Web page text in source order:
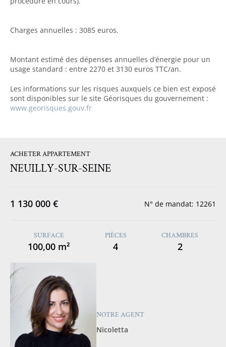
Charges annuelles : 3085 euros.
Montant estimé des dépenses annuelles d’énergie pour un
usage standard : entre 2270 et 3130 euros TTC/an.
Les informations sur les risques auxquels ce bien est exposé
sont disponibles sur le site Géorisques du gouvernement :
www.georisques.gouv.fr
ACHETER APPARTEMENT
NEUILLY-SUR-SEINE
1 130 000 € N° de mandat: 12261
SURFACE
100,00 m²
PIÈCES
4
CHAMBRES
2
NOTRE AGENT
Nicoletta